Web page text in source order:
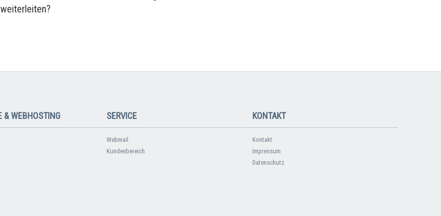
& WEBHOSTING SERVICE
Webmail
Kundenbereich
KONTAKT
Kontakt
Impressum
Datenschutz